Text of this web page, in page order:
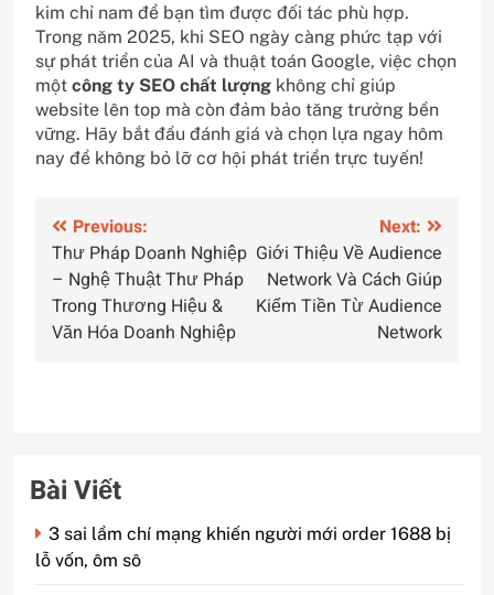
kim chỉ nam để bạn tìm được đối tác phù hợp.
Trong năm 2025, khi SEO ngày càng phức tạp với
sự phát triển của AI và thuật toán Google, việc chọn
một công ty SEO chất lượng không chỉ giúp
website lên top mà còn đảm bảo tăng trưởng bền
vững. Hãy bắt đầu đánh giá và chọn lựa ngay hôm
nay để không bỏ lỡ cơ hội phát triển trực tuyến!
Điều
hướng
bài
viết
Previous:
Thư Pháp Doanh Nghiệp
– Nghệ Thuật Thư Pháp
Trong Thương Hiệu &
Văn Hóa Doanh Nghiệp
Next:
Giới Thiệu Về Audience
Network Và Cách Giúp
Kiếm Tiền Từ Audience
Network
Bài Viết
3 sai lầm chí mạng khiến người mới order 1688 bị
lỗ vốn, ôm sô